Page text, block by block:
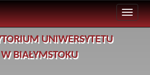
UNIWERSYTETU
W BIAŁYMSTOKU